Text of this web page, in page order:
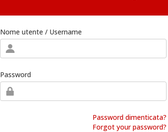
Nome utente / Username
Password
Password dimenticata?
Forgot your password?